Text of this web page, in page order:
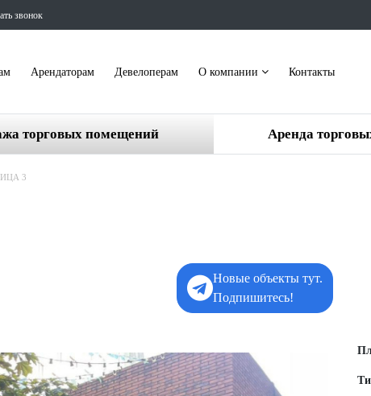
звонок
Арендаторам Девелоперам О компании Контакты
торговых помещений Аренда
3
Новые объекты тут.
Подпишитесь!